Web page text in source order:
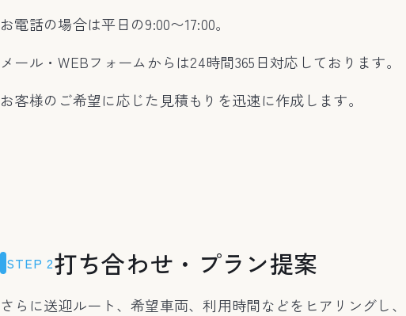
お電話の場合は平日の9:00〜17:00。
メール・WEBフォームからは24時間365日対応しております。
お客様のご希望に応じた見積もりを迅速に作成します。
STEP 2打ち合わせ・プラン提案
さらに送迎ルート、希望車両、利用時間などをヒアリングし